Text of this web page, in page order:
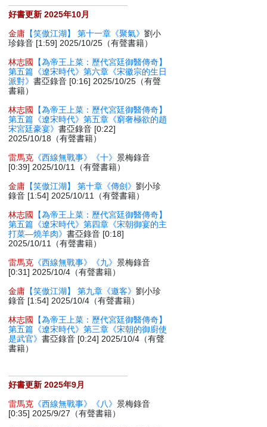
好書更新 2025年10月
金庸 【笑傲江湖】 第十一章《聚氣》劉小
珍錄音 [1:59] 2025/10/25（有聲書籍）
林志國
【為帝王上菜：歷代宮廷御醫傳奇】
第五篇《遼宋時代》第六章《宋徽宗的生日
派對》書亞錄音 [0:16] 2025/10/25（有聲
書籍）
林志國
【為帝王上菜：歷代宮廷御醫傳奇】
第五篇《遼宋時代》第五章《窮奢極欲的趙
宋宮廷豪宴》書亞錄音 [0:22]
2025/10/18（有聲書籍）
雷馬克 《西線無戰事》《十》景梅錄音
[0:39] 2025/10/11（有聲書籍）
金庸 【笑傲江湖】 第十章《傳劍》劉小珍
錄音 [1:54] 2025/10/11（有聲書籍）
林志國
【為帝王上菜：歷代宮廷御醫傳奇】
第五篇《遼宋時代》第四章《宋朝御宴的主
打菜—燒羊肉》書亞錄音 [0:18]
2025/10/11（有聲書籍）
雷馬克 《西線無戰事》《九》景梅錄音
[0:31] 2025/10/4（有聲書籍）
金庸 【笑傲江湖】 第九章《邀客》劉小珍
錄音 [1:54] 2025/10/4（有聲書籍）
林志國
【為帝王上菜：歷代宮廷御醫傳奇】
第五篇《遼宋時代》第三章《宋朝的御廚使
是武官》書亞錄音 [0:24] 2025/10/4（有聲
書籍）
好書更新 2025年9月
雷馬克 《西線無戰事》《八》景梅錄音
[0:35] 2025/9/27（有聲書籍）